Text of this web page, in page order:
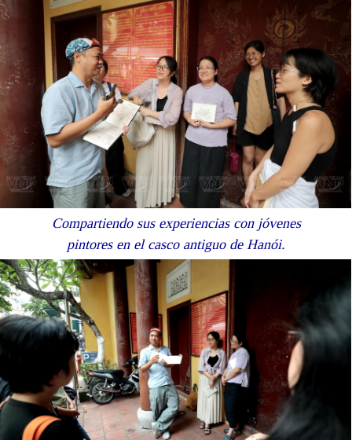
Compartiendo sus experiencias con jóvenes
pintores en el casco antiguo de Hanói.